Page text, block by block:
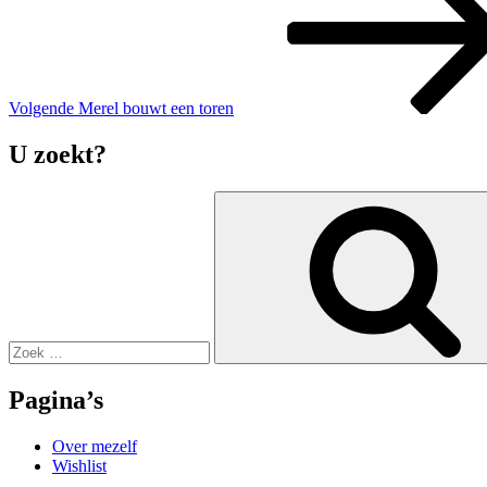
Volgende Merel bouwt een toren
U zoekt?
Pagina’s
Over mezelf
Wishlist